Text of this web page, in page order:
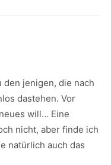
den jenigen, die nach
dastehen. Vor
will… Eine
nicht, aber finde ich
natürlich auch das